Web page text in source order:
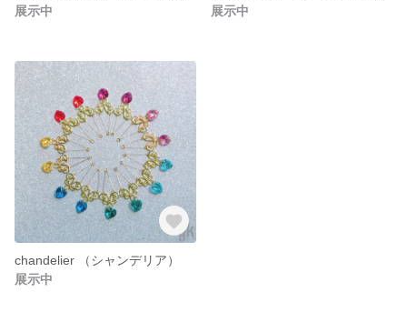
展示中
展示中
chandelier （シャンデリア）
展示中